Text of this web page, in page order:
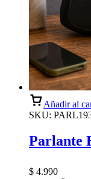
Añadir al
SKU:
Parlante
$ 4.990